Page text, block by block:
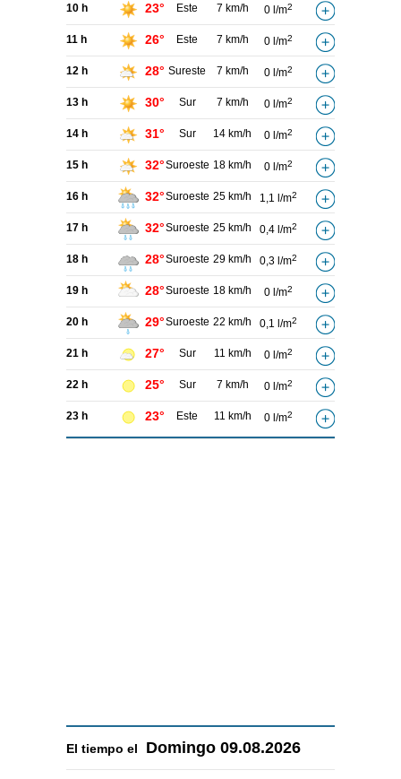
10 h 23° Este 7 km/h 0 l/m2
11 h 26° Este 7 km/h 0 l/m2
12 h 28° Sureste 7 km/h 0 l/m2
13 h 30° Sur 7 km/h 0 l/m2
14 h 31° Sur 14 km/h 0 l/m2
15 h 32°Suroeste 18 km/h 0 l/m2
16 h 32°Suroeste 25 km/h 1,1 l/m2
17 h 32°Suroeste 25 km/h 0,4 l/m2
18 h 28°Suroeste 29 km/h 0,3 l/m2
19 h 28°Suroeste 18 km/h 0 l/m2
20 h 29°Suroeste 22 km/h 0,1 l/m2
21 h 27° Sur 11 km/h 0 l/m2
22 h 25° Sur 7 km/h 0 l/m2
23 h 23° Este 11 km/h 0 l/m2
El tiempo el Domingo 09.08.2026